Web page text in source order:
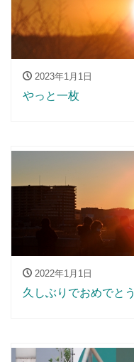
2023年1月1日
やっと一枚
2022年1月1日
久しぶりでおめでとう